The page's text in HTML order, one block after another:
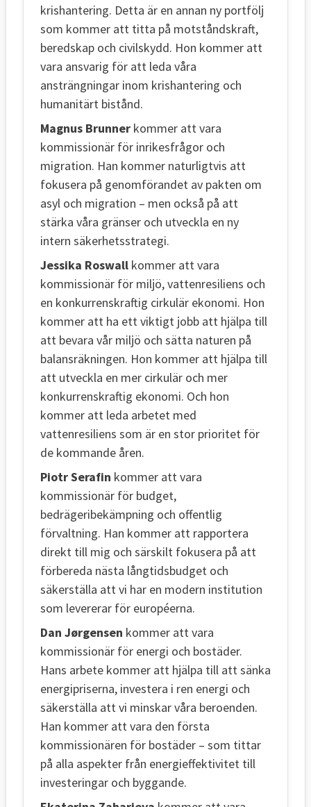
krishantering. Detta är en annan ny portfölj
som kommer att titta på motståndskraft,
beredskap och civilskydd. Hon kommer att
vara ansvarig för att leda våra
ansträngningar inom krishantering och
humanitärt bistånd.
Magnus Brunner kommer att vara
kommissionär för inrikesfrågor och
migration. Han kommer naturligtvis att
fokusera på genomförandet av pakten om
asyl och migration – men också på att
stärka våra gränser och utveckla en ny
intern säkerhetsstrategi.
Jessika Roswall kommer att vara
kommissionär för miljö, vattenresiliens och
en konkurrenskraftig cirkulär ekonomi. Hon
kommer att ha ett viktigt jobb att hjälpa till
att bevara vår miljö och sätta naturen på
balansräkningen. Hon kommer att hjälpa till
att utveckla en mer cirkulär och mer
konkurrenskraftig ekonomi. Och hon
kommer att leda arbetet med
vattenresiliens som är en stor prioritet för
de kommande åren.
Piotr Serafin kommer att vara
kommissionär för budget,
bedrägeribekämpning och offentlig
förvaltning. Han kommer att rapportera
direkt till mig och särskilt fokusera på att
förbereda nästa långtidsbudget och
säkerställa att vi har en modern institution
som levererar för européerna.
Dan Jørgensen kommer att vara
kommissionär för energi och bostäder.
Hans arbete kommer att hjälpa till att sänka
energipriserna, investera i ren energi och
säkerställa att vi minskar våra beroenden.
Han kommer att vara den första
kommissionären för bostäder – som tittar
på alla aspekter från energieffektivitet till
investeringar och byggande.